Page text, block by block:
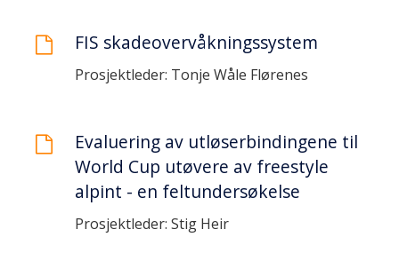
FIS skadeovervåkningssystem
Prosjektleder: Tonje Wåle Flørenes
Evaluering av utløserbindingene til
World Cup utøvere av freestyle
alpint - en feltundersøkelse
Prosjektleder: Stig Heir